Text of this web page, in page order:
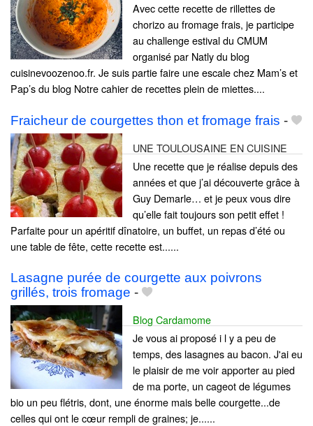
Avec cette recette de rillettes de
chorizo au fromage frais, je participe
au challenge estival du CMUM
organisé par Natly du blog
cuisinevoozenoo.fr. Je suis partie faire une escale chez Mam’s et
Pap’s du blog Notre cahier de recettes plein de miettes....
Fraicheur de courgettes thon et fromage frais -
UNE TOULOUSAINE EN CUISINE
Une recette que je réalise depuis des
années et que j’ai découverte grâce à
Guy Demarle… et je peux vous dire
qu’elle fait toujours son petit effet !
Parfaite pour un apéritif dînatoire, un buffet, un repas d’été ou
une table de fête, cette recette est......
Lasagne purée de courgette aux poivrons
grillés, trois fromage -
Blog Cardamome
Je vous ai proposé i l y a peu de
temps, des lasagnes au bacon. J'ai eu
le plaisir de me voir apporter au pied
de ma porte, un cageot de légumes
bio un peu flétris, dont, une énorme mais belle courgette...de
celles qui ont le cœur rempli de graines; je......